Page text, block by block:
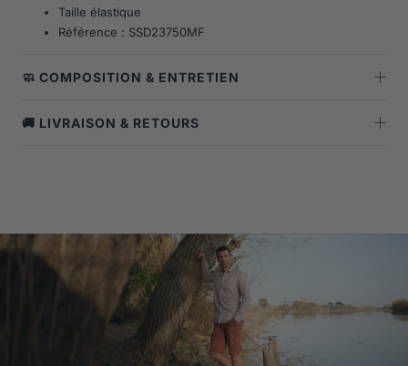
Taille élastique
Référence : SSD23750MF
🧼 COMPOSITION & ENTRETIEN
🚚 LIVRAISON & RETOURS